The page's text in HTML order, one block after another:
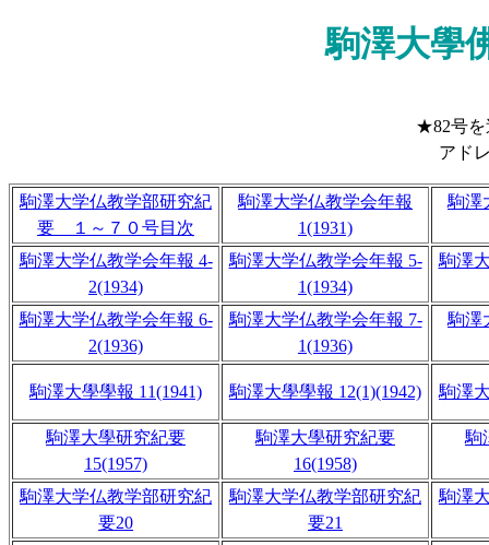
駒澤大學
★82号を
アド
駒澤大学仏教学部研究紀
要 １～７０号目次
駒澤大学仏教学会年報
1(1931)
駒澤
駒澤大学仏教学会年報 4-
2(1934)
駒澤大学仏教学会年報 5-
1(1934)
駒澤
駒澤大学仏教学会年報 6-
2(1936)
駒澤大学仏教学会年報 7-
1(1936)
駒澤
駒澤大學學報 11(1941) 駒澤大學學報 12(1)(1942) 駒澤
駒澤大學研究紀要
15(1957)
駒澤大學研究紀要
16(1958)
駒
駒澤大学仏教学部研究紀
要20
駒澤大学仏教学部研究紀
要21
駒澤